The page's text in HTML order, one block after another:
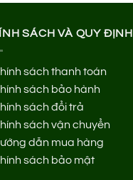
SÁCH VÀ QUY ĐỊNH
sách thanh toán
sách bảo hành
sách đổi trả
sách vận chuyển
dẫn mua hàng
sách bảo mật